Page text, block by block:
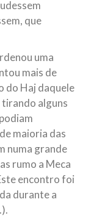
que
uma
mais de
do Haj daquele
tirando alguns
maioria das
numa grande
rumo a Meca
encontro foi
durante a